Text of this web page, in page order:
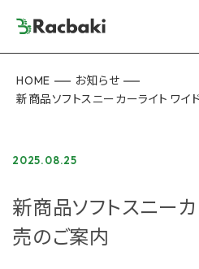
HOME
お知らせ
新商品ソフトスニーカーライト ワイ
2025.08.25
新商品ソフトスニー
売のご案内